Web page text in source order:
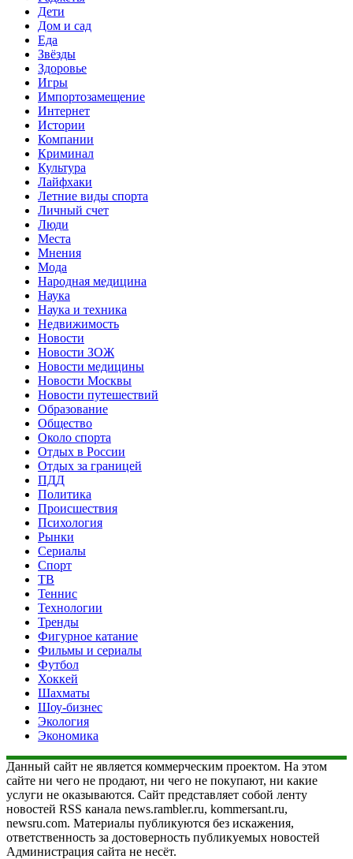
Дети
Дом и сад
Еда
Звёзды
Здоровье
Игры
Импортозамещение
Интернет
Истории
Компании
Криминал
Культура
Лайфхаки
Летние виды спорта
Личный счет
Люди
Места
Мнения
Мода
Народная медицина
Наука
Наука и техника
Недвижимость
Новости
Новости ЗОЖ
Новости медицины
Новости Москвы
Новости путешествий
Образование
Общество
Около спорта
Отдых в России
Отдых за границей
ПДД
Политика
Происшествия
Психология
Рынки
Сериалы
Спорт
ТВ
Теннис
Технологии
Тренды
Фигурное катание
Фильмы и сериалы
Футбол
Хоккей
Шахматы
Шоу-бизнес
Экология
Экономика
Данный сайт не является коммерческим проектом. На этом
сайте ни чего не продают, ни чего не покупают, ни какие
услуги не оказываются. Сайт представляет собой ленту
новостей RSS канала news.rambler.ru, kommersant.ru,
newsru.com. Материалы публикуются без искажения,
ответственность за достоверность публикуемых новостей
Администрация сайта не несёт.